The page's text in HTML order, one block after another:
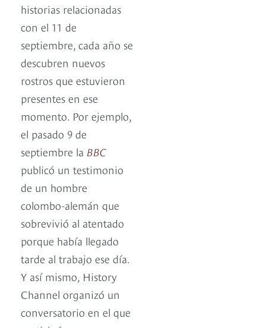
historias relacionadas
con el 11 de
septiembre, cada año se
descubren nuevos
rostros que estuvieron
presentes en ese
momento. Por ejemplo,
el pasado 9 de
septiembre la BBC
publicó un testimonio
de un hombre
colombo-alemán que
sobrevivió al atentado
porque había llegado
tarde al trabajo ese día.
Y así mismo, History
Channel organizó un
conversatorio en el que